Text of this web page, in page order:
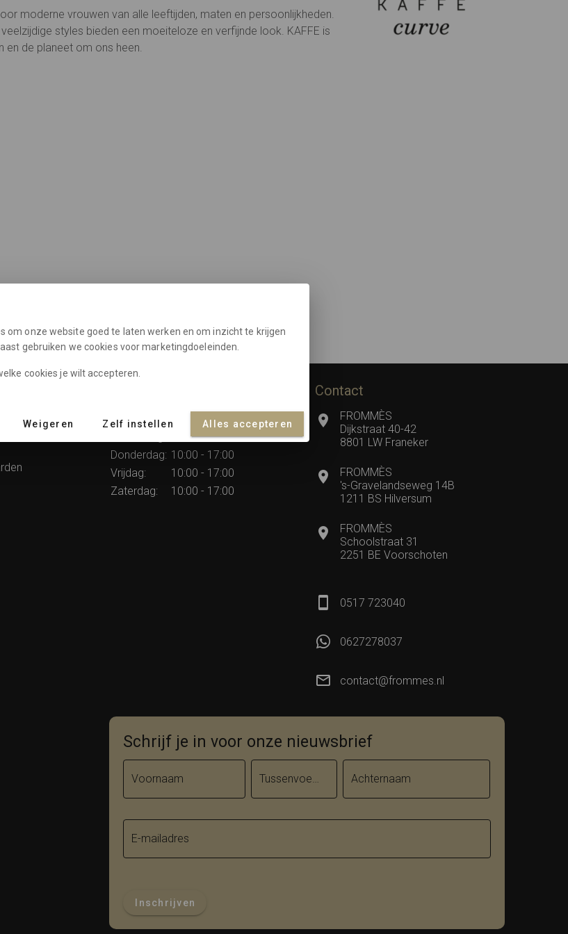
moderne vrouwen van alle leeftijden, maten en persoonlijkheden.
styles bieden een moeiteloze en verfijnde look. KAFFE is
de planeet om ons heen.
Dinsdag:
10:00 - 17:00
10:00 - 17:00
Donderdag: 10:00 - 17:00
Vrijdag:
10:00 - 17:00
Zaterdag:
10:00 - 17:00
Contact
FROMMÈS
Dijkstraat 40-42
8801 LW Franeker
FROMMÈS
's-Gravelandseweg 14B
1211 BS Hilversum
FROMMÈS
Schoolstraat 31
2251 BE Voorschoten
0517 723040
0627278037
contact@frommes.nl
Schrijf je in voor onze nieuwsbrief
Voornaam Tussenvoegsel Achternaam
E-mailadres
Inschrijven
om onze website goed te laten werken en om inzicht te krijgen
gebruiken we cookies voor marketingdoeleinden.
cookies je wilt accepteren.
Weigeren Zelf instellen Alles accepteren